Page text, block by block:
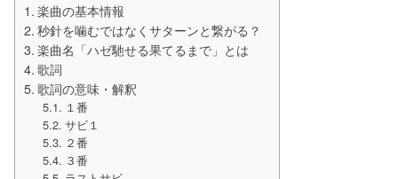
楽曲の基本情報
秒針を噛むではなくサターンと繋がる？
楽曲名「ハゼ馳せる果てるまで」とは
歌詞
歌詞の意味・解釈
１番
サビ１
２番
３番